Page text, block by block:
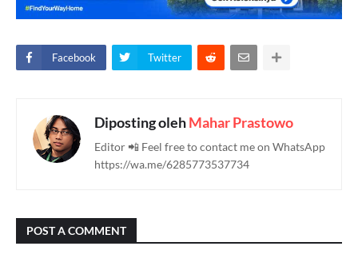
Facebook Twitter
Diposting olehMahar Prastowo
Editor 📲 Feel free to contact me on WhatsApp
https://wa.me/6285773537734
POST A COMMENT